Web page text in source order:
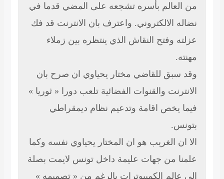
بأسره تشجعه على المضي قدما في
واعترف بان الانترنت قد فك
النقاش الذي ينتظره بين زملاء
للقاضي مختار يحياوي ان صرح بان
والقنوات الفضائية تلعب دورا « ثوريا »
اقامة وتدعيم نظام ديمقراطي
هو ان المختار يحياوي نفسه وكما
من جهات عليمة داخل تونس لايمت بصلة
الكمبيوترات بالرغم من « تصميمه »